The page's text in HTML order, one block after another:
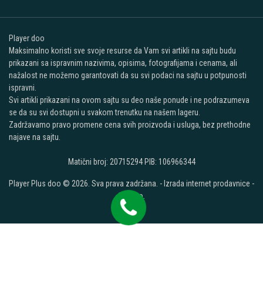
Player doo
Maksimalno koristi sve svoje resurse da Vam svi artikli na sajtu budu
prikazani sa ispravnim nazivima, opisima, fotografijama i cenama, ali
nažalost ne možemo garantovati da su svi podaci na sajtu u potpunosti
ispravni.
Svi artikli prikazani na ovom sajtu su deo naše ponude i ne podrazumeva
se da su svi dostupni u svakom trenutku na našem lageru.
Zadržavamo pravo promene cena svih proizvoda i usluga, bez prethodne
najave na sajtu.
Matični broj: 20715294 PIB: 106966344
Player Plus doo © 2026. Sva prava zadržana. - Izrada internet prodavnice -
Selltico.